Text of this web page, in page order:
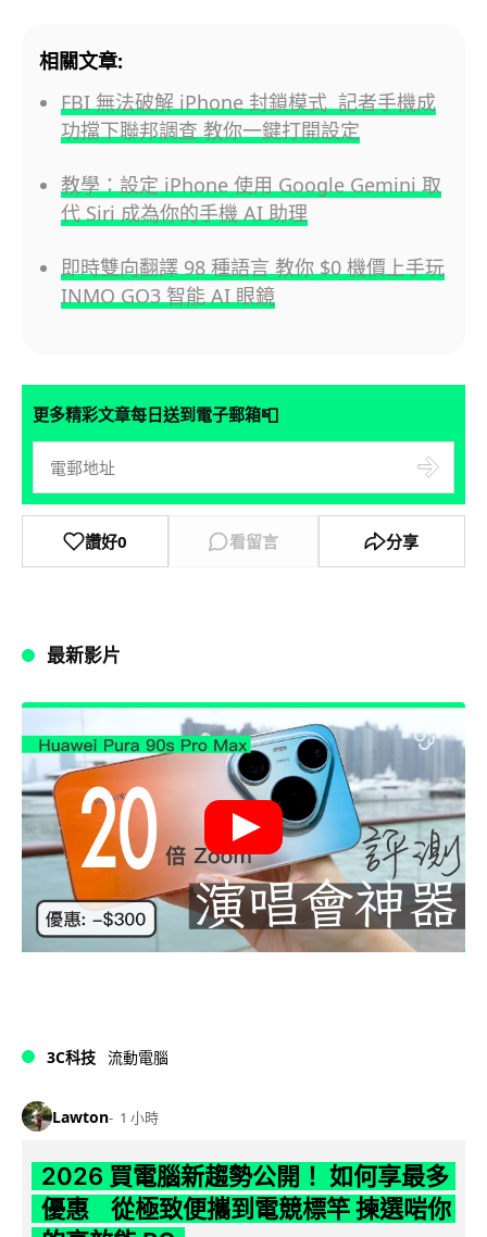
相關文章:
FBI 無法破解 iPhone 封鎖模式 記者手機成
功擋下聯邦調查 教你一鍵打開設定
教學：設定 iPhone 使用 Google Gemini 取
代 Siri 成為你的手機 AI 助理
即時雙向翻譯 98 種語言 教你 $0 機價上手玩
INMO GO3 智能 AI 眼鏡
更多精彩文章每日送到電子郵箱📮
讚好0 看留言 分享
最新影片
3C科技 流動電腦
Lawton 1 小時
2026 買電腦新趨勢公開！ 如何享最多
優惠 從極致便攜到電競標竿 揀選啱你